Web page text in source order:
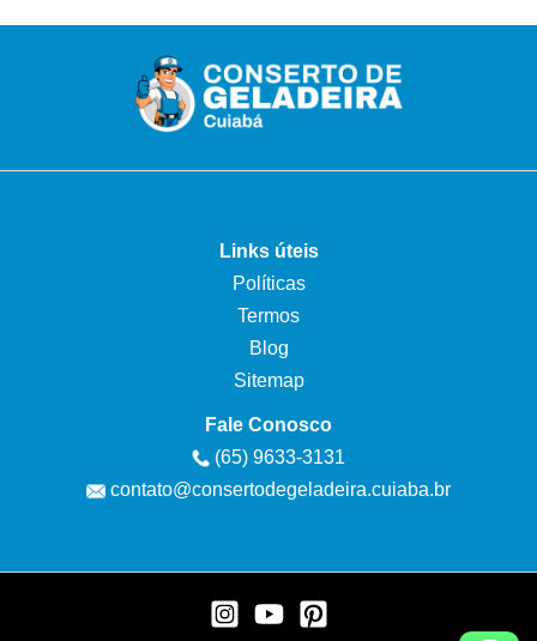
Links úteis
Políticas
Termos
Blog
Sitemap
Fale Conosco
(65) 9633-3131
contato@consertodegeladeira.cuiaba.br